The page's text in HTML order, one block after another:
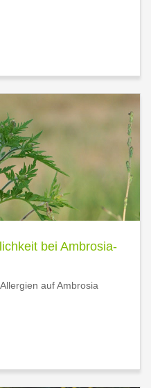
bei Ambrosia-
auf Ambrosia